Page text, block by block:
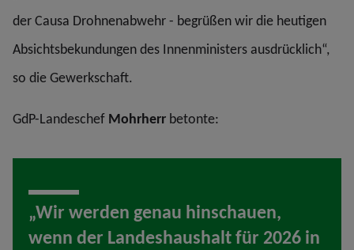
der Causa Drohnenabwehr - begrüßen wir die heutigen
Absichtsbekundungen des Innenministers ausdrücklich“,
so die Gewerkschaft.
GdP-Landeschef Mohrherr betonte:
„Wir werden genau hinschauen,
wenn der Landeshaushalt für 2026 in